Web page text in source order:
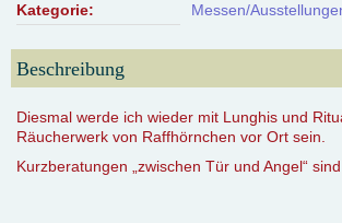
Kategorie:
Messen/
Beschreibung
Diesmal werde ich wieder mit Lunghis und
Räucherwerk von Raffhörnchen vor Ort sein.
Kurzberatungen „zwischen Tür und Angel“ sind